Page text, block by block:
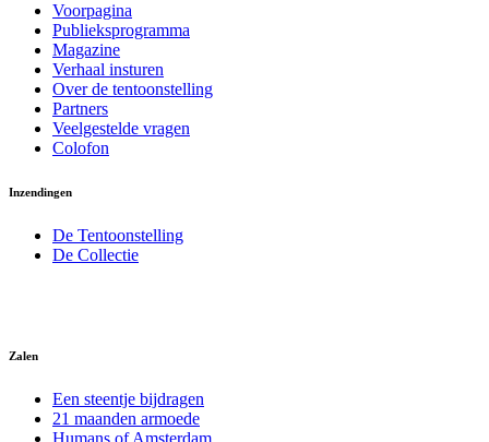
Voorpagina
Publieksprogramma
Magazine
Verhaal insturen
Over de tentoonstelling
Partners
Veelgestelde vragen
Colofon
Inzendingen
De Tentoonstelling
De Collectie
Zalen
Een steentje bijdragen
21 maanden armoede
Humans of Amsterdam